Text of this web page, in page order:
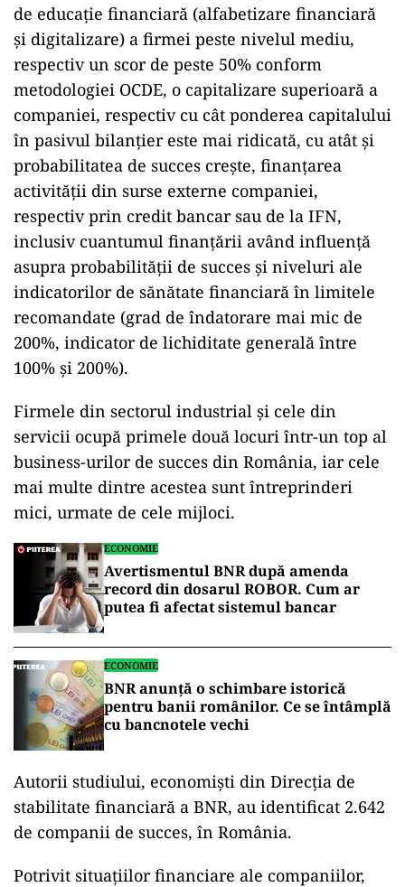
de educație financiară (alfabetizare financiară
și digitalizare) a firmei peste nivelul mediu,
respectiv un scor de peste 50% conform
metodologiei OCDE, o capitalizare superioară a
companiei, respectiv cu cât ponderea capitalului
în pasivul bilanțier este mai ridicată, cu atât și
probabilitatea de succes crește, finanțarea
activității din surse externe companiei,
respectiv prin credit bancar sau de la IFN,
inclusiv cuantumul finanțării având influență
asupra probabilității de succes și niveluri ale
indicatorilor de sănătate financiară în limitele
recomandate (grad de îndatorare mai mic de
200%, indicator de lichiditate generală între
100% și 200%).
Firmele din sectorul industrial și cele din
servicii ocupă primele două locuri într-un top al
business-urilor de succes din România, iar cele
mai multe dintre acestea sunt întreprinderi
mici, urmate de cele mijloci.
ECONOMIE
Avertismentul BNR după amenda
record din dosarul ROBOR. Cum ar
putea fi afectat sistemul bancar
ECONOMIE
BNR anunță o schimbare istorică
pentru banii românilor. Ce se întâmplă
cu bancnotele vechi
Autorii studiului, economiști din Direcția de
stabilitate financiară a BNR, au identificat 2.642
de companii de succes, în România.
Potrivit situațiilor financiare ale companiilor,